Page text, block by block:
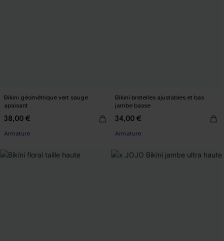
Bikini géométrique vert sauge
apaisant
38,00 €
Armature
Bikini bretelles ajustables et bas
jambe basse
34,00 €
Armature